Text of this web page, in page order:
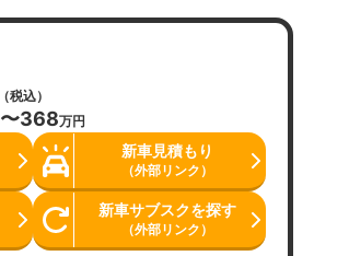
（税込）
〜368万円
新車見積もり
（外部リンク）
新車サブスクを探す
（外部リンク）